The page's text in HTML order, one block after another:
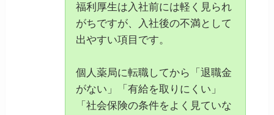
福利厚生は入社前には軽く見られ
がちですが、入社後の不満として
出やすい項目です。
個人薬局に転職してから「退職金
がない」「有給を取りにくい」
「社会保険の条件をよく見ていな